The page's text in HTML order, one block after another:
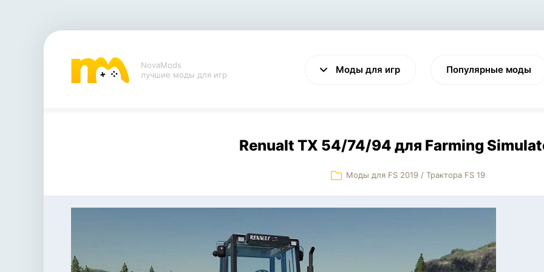
NovaMods
лучшие моды для игр
Моды для игр
VALHEIM CYBERPUNK 2077
Популярные моды
Renualt TX 54/74/94 для Farming
Моды для FS 2019 / Трактора FS 19